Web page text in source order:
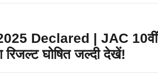
Declared | JAC 10वीं
रिजल्ट घोषित जल्दी देखें!